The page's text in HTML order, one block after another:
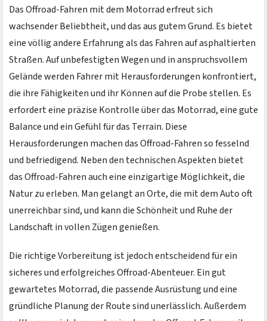
Das Offroad-Fahren mit dem Motorrad erfreut sich
wachsender Beliebtheit, und das aus gutem Grund. Es bietet
eine völlig andere Erfahrung als das Fahren auf asphaltierten
Straßen. Auf unbefestigten Wegen und in anspruchsvollem
Gelände werden Fahrer mit Herausforderungen konfrontiert,
die ihre Fähigkeiten und ihr Können auf die Probe stellen. Es
erfordert eine präzise Kontrolle über das Motorrad, eine gute
Balance und ein Gefühl für das Terrain. Diese
Herausforderungen machen das Offroad-Fahren so fesselnd
und befriedigend. Neben den technischen Aspekten bietet
das Offroad-Fahren auch eine einzigartige Möglichkeit, die
Natur zu erleben. Man gelangt an Orte, die mit dem Auto oft
unerreichbar sind, und kann die Schönheit und Ruhe der
Landschaft in vollen Zügen genießen.
Die richtige Vorbereitung ist jedoch entscheidend für ein
sicheres und erfolgreiches Offroad-Abenteuer. Ein gut
gewartetes Motorrad, die passende Ausrüstung und eine
gründliche Planung der Route sind unerlässlich. Außerdem